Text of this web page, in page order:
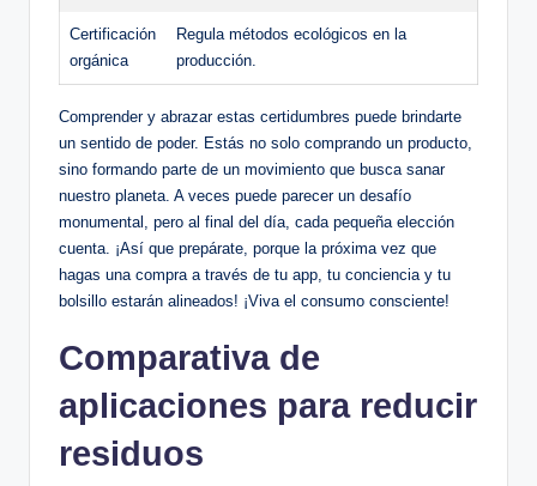
Certificación
orgánica
Regula métodos ecológicos en la
producción.
Comprender y abrazar estas certidumbres puede brindarte
un sentido de poder. Estás no solo comprando un producto,
sino formando parte de un movimiento que busca sanar
nuestro planeta. A veces puede parecer un desafío
monumental, pero al final del día, cada pequeña elección
cuenta. ¡Así que prepárate, porque la próxima vez que
hagas una compra a través de tu app, tu conciencia y tu
bolsillo estarán alineados! ¡Viva el consumo consciente!
Comparativa de
aplicaciones para reducir
residuos